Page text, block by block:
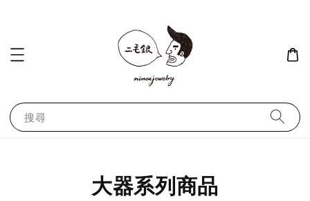
搜尋
大器系列商品